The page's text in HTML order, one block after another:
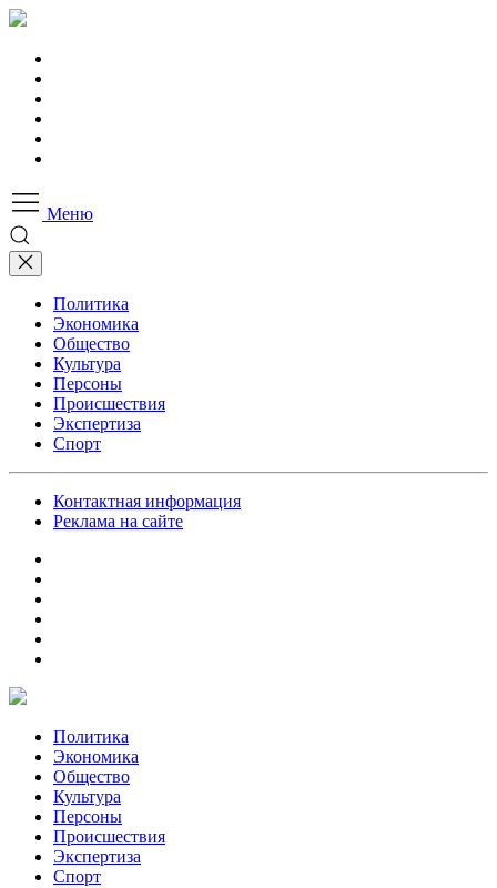
Меню
Политика
Экономика
Общество
Культура
Персоны
Происшествия
Экспертиза
Спорт
Контактная информация
Реклама на сайте
Политика
Экономика
Общество
Культура
Персоны
Происшествия
Экспертиза
Спорт